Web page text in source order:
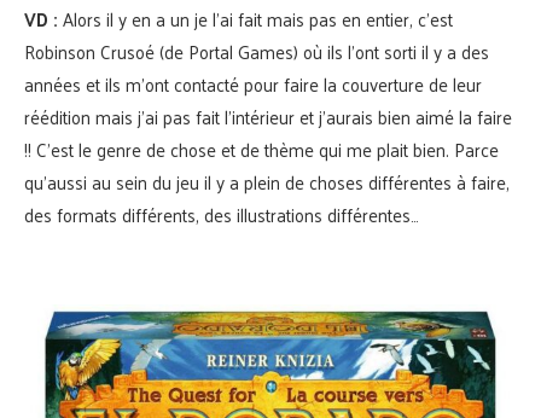
VD :Alors il y en a un je l’ai fait mais pas en entier, c’est
Robinson Crusoé (de Portal Games) où ils l’ont sorti il y a des
années et ils m’ont contacté pour faire la couverture de leur
réédition mais j’ai pas fait l’intérieur et j’aurais bien aimé la faire
!! C’est le genre de chose et de thème qui me plait bien. Parce
qu’aussi au sein du jeu il y a plein de choses différentes à faire,
des formats différents, des illustrations différentes…